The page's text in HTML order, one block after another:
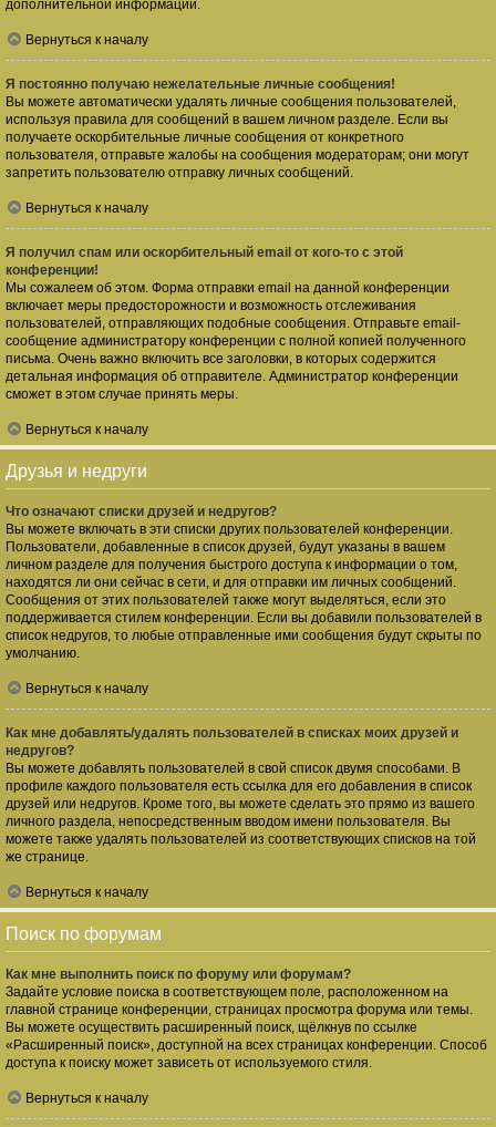
дополнительной информации.
Вернуться к началу
Я постоянно получаю нежелательные личные сообщения!
Вы можете автоматически удалять личные сообщения пользователей,
используя правила для сообщений в вашем личном разделе. Если вы
получаете оскорбительные личные сообщения от конкретного
пользователя, отправьте жалобы на сообщения модераторам; они могут
запретить пользователю отправку личных сообщений.
Вернуться к началу
Я получил спам или оскорбительный email от кого-то с этой
конференции!
Мы сожалеем об этом. Форма отправки email на данной конференции
включает меры предосторожности и возможность отслеживания
пользователей, отправляющих подобные сообщения. Отправьте email-
сообщение администратору конференции с полной копией полученного
письма. Очень важно включить все заголовки, в которых содержится
детальная информация об отправителе. Администратор конференции
сможет в этом случае принять меры.
Вернуться к началу
Друзья и недруги
Что означают списки друзей и недругов?
Вы можете включать в эти списки других пользователей конференции.
Пользователи, добавленные в список друзей, будут указаны в вашем
личном разделе для получения быстрого доступа к информации о том,
находятся ли они сейчас в сети, и для отправки им личных сообщений.
Сообщения от этих пользователей также могут выделяться, если это
поддерживается стилем конференции. Если вы добавили пользователей в
список недругов, то любые отправленные ими сообщения будут скрыты по
умолчанию.
Вернуться к началу
Как мне добавлять/удалять пользователей в списках моих друзей и
недругов?
Вы можете добавлять пользователей в свой список двумя способами. В
профиле каждого пользователя есть ссылка для его добавления в список
друзей или недругов. Кроме того, вы можете сделать это прямо из вашего
личного раздела, непосредственным вводом имени пользователя. Вы
можете также удалять пользователей из соответствующих списков на той
же странице.
Вернуться к началу
Поиск по форумам
Как мне выполнить поиск по форуму или форумам?
Задайте условие поиска в соответствующем поле, расположенном на
главной странице конференции, страницах просмотра форума или темы.
Вы можете осуществить расширенный поиск, щёлкнув по ссылке
«Расширенный поиск», доступной на всех страницах конференции. Способ
доступа к поиску может зависеть от используемого стиля.
Вернуться к началу